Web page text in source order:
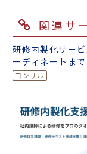
【セミナー】
人事考課・
関連サ
研修内製化サー
ーディネートまで